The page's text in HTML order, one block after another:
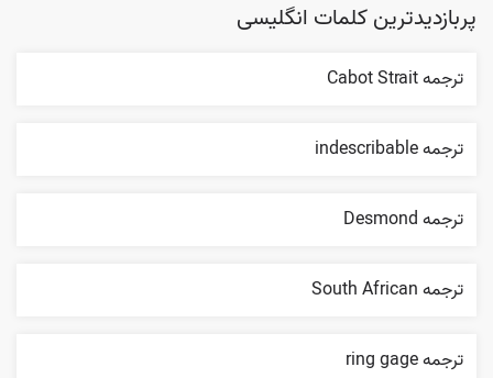
پربازدیدترین کلمات انگلیسی
ترجمه Cabot Strait
ترجمه indescribable
ترجمه Desmond
ترجمه South African
ترجمه ring gage